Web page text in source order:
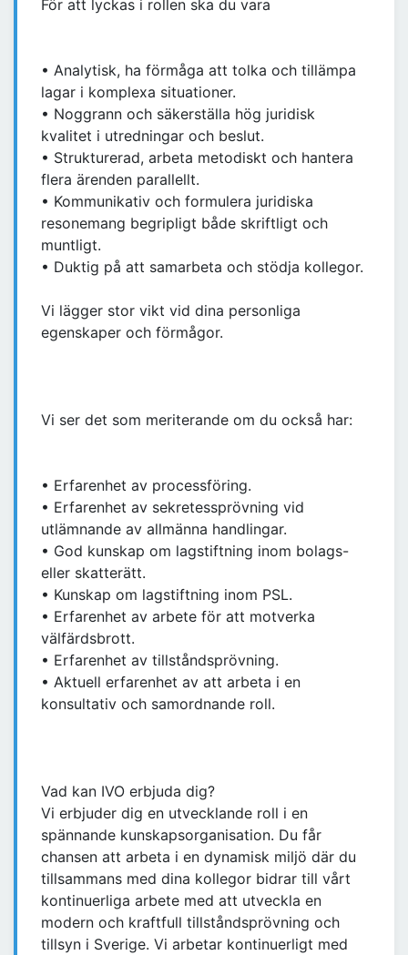
För att lyckas i rollen ska du vara
• Analytisk, ha förmåga att tolka och tillämpa
lagar i komplexa situationer.
• Noggrann och säkerställa hög juridisk
kvalitet i utredningar och beslut.
• Strukturerad, arbeta metodiskt och hantera
flera ärenden parallellt.
• Kommunikativ och formulera juridiska
resonemang begripligt både skriftligt och
muntligt.
• Duktig på att samarbeta och stödja kollegor.
Vi lägger stor vikt vid dina personliga
egenskaper och förmågor.
Vi ser det som meriterande om du också har:
• Erfarenhet av processföring.
• Erfarenhet av sekretessprövning vid
utlämnande av allmänna handlingar.
• God kunskap om lagstiftning inom bolags-
eller skatterätt.
• Kunskap om lagstiftning inom PSL.
• Erfarenhet av arbete för att motverka
välfärdsbrott.
• Erfarenhet av tillståndsprövning.
• Aktuell erfarenhet av att arbeta i en
konsultativ och samordnande roll.
Vad kan IVO erbjuda dig?
Vi erbjuder dig en utvecklande roll i en
spännande kunskapsorganisation. Du får
chansen att arbeta i en dynamisk miljö där du
tillsammans med dina kollegor bidrar till vårt
kontinuerliga arbete med att utveckla en
modern och kraftfull tillståndsprövning och
tillsyn i Sverige. Vi arbetar kontinuerligt med